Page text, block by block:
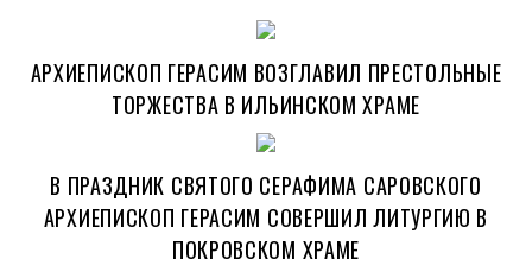
АРХИЕПИСКОП ГЕРАСИМ ВОЗГЛАВИЛ ПРЕСТОЛЬНЫЕ
ТОРЖЕСТВА В ИЛЬИНСКОМ ХРАМЕ
В ПРАЗДНИК СВЯТОГО СЕРАФИМА САРОВСКОГО
АРХИЕПИСКОП ГЕРАСИМ СОВЕРШИЛ ЛИТУРГИЮ В
ПОКРОВСКОМ ХРАМЕ